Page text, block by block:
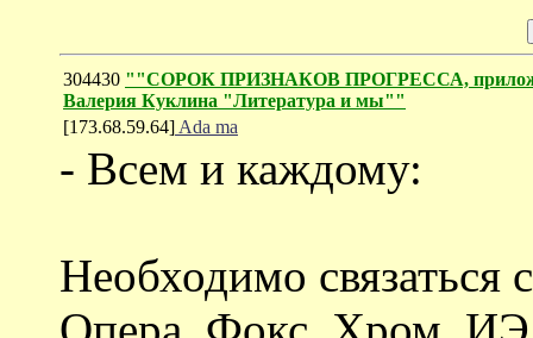
304430 ""СОРОК ПРИЗНАКОВ ПРОГРЕССА,
Валерия Куклина "Литература и мы""
[173.68.59.64] Ada ma
- Всем и каждому:
Необходимо связаться